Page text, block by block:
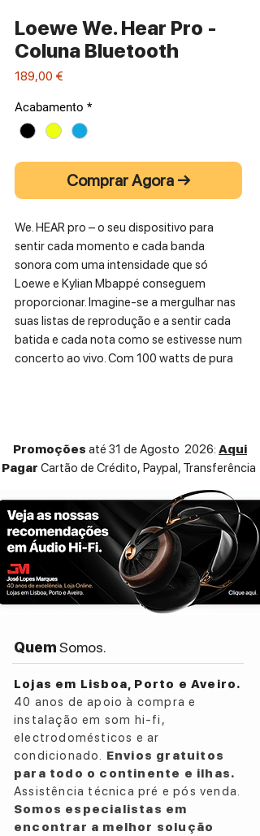
Loewe We. Hear Pro -
Coluna Bluetooth
189,00 €
Acabamento *
Comprar Agora →
We. HEAR pro – o seu dispositivo para
sentir cada momento e cada banda
sonora com uma intensidade que só
Loewe e Kylian Mbappé conseguem
proporcionar. Imagine-se a mergulhar nas
suas listas de reprodução e a sentir cada
batida e cada nota como se estivesse num
concerto ao vivo. Com 100 watts de pura
ESPECIFICAÇÕES TÉCNICAS:
Autonomia:
24 horas de reprodução
contínua.
Tempo de Carga: Carga total em apenas 2
horas (suporta carga rápida).
Controlo:
Controlo deslizante integrado na coluna
Design:
Forma cilíndrica.
Revestida com robusta tela acústica de
alta qualidade.
Inclui o anagrama KM de Kylian Mbappé.
Emparelhamento Wireless TWMP:
Permite ligação a até 14 colunas para uma
experiência imersiva.
Função Mãos Livres:
Microfone integrado para atender
chamadas.
Promoções até 31 de Agosto 2026: Aqui
Pagar Cartão de Crédito, Paypal, Transferência
QuemSomos.
Lojas em Lisboa, Porto e Aveiro.
40 anos de apoio à compra e
instalação em som hi-fi,
electrodomésticos e ar
condicionado. Envios gratuitos
para todo o continente e ilhas.
Assistência técnica pré e pós venda.
Somos especialistas em
encontrar a melhor solução